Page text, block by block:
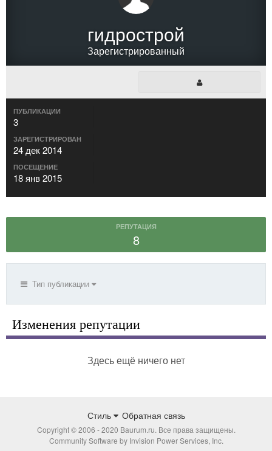
гидрострой
Зарегистрированный
ПУБЛИКАЦИИ
3
ЗАРЕГИСТРИРОВАН
24 дек 2014
ПОСЕЩЕНИЕ
18 янв 2015
РЕПУТАЦИЯ
8
Тип публикации
Изменения репутации
Здесь ещё ничего нет
Стиль Обратная связь
Copyright © 2006 - 2020 Baurum.ru. Все права защищены.
Community Software by Invision Power Services, Inc.